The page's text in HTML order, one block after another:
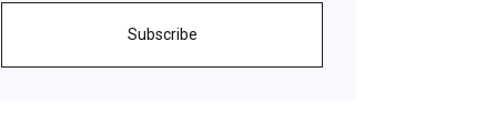
Subscribe